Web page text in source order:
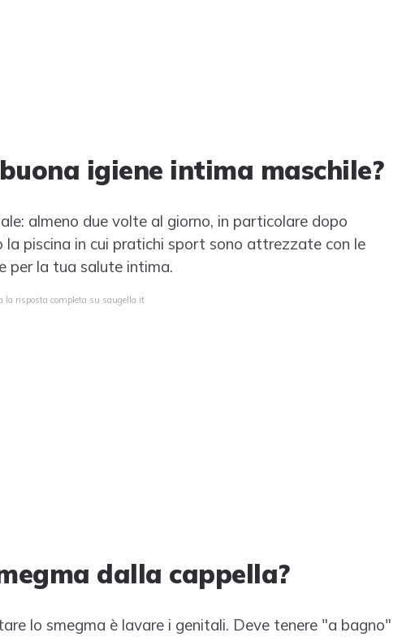
igiene intima maschile?
almeno due volte al giorno, in particolare dopo
piscina in cui pratichi sport sono attrezzate con le
per la tua salute intima.
la risposta completa su saugella.it
dalla cappella?
lo smegma è lavare i genitali. Deve tenere "a bagno"